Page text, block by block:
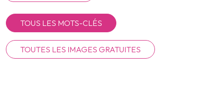
TOUS LES MOTS-CLÉS
TOUTES LES IMAGES GRATUITES